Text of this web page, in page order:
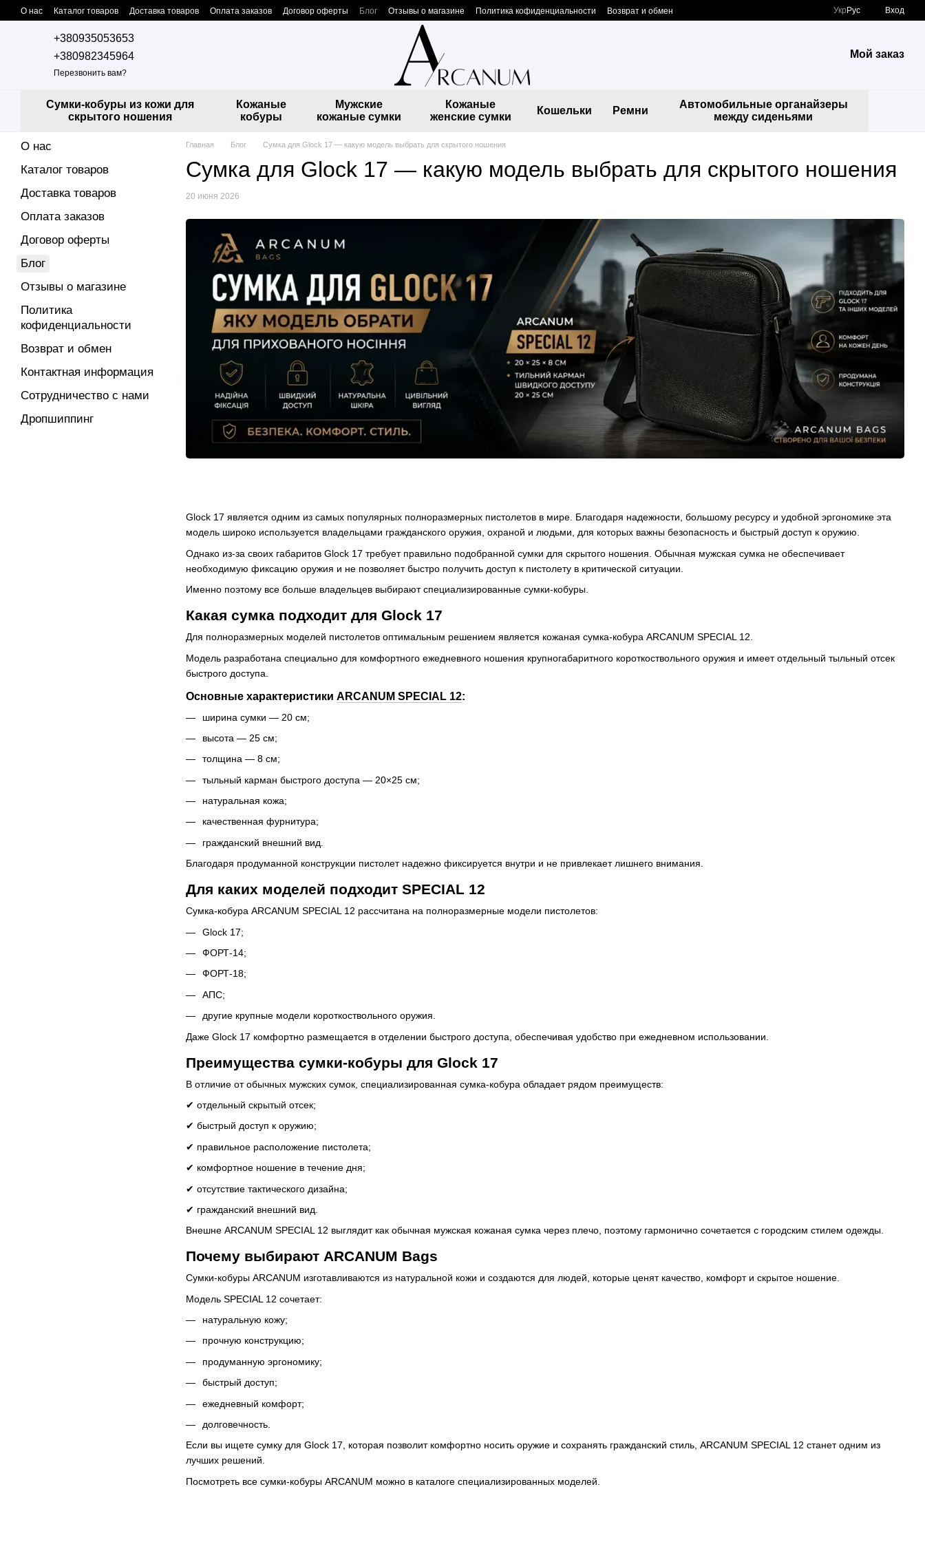
Перейти к основному контенту
О нас Каталог товаров Доставка товаров Оплата заказов Договор оферты Блог Отзывы о магазине Политика кофиденциальности
Возврат и обмен
Укр Рус Вход
+380935053653
+380982345964
Перезвонить вам?
Мой заказ
Сумки-кобуры из кожи для
скрытого ношения
Кожаные
кобуры
Мужские
кожаные сумки
Кожаные
женские сумки
Кошельки Ремни
Автомобильные органайзеры
между сиденьями
Главная Блог Сумка для Glock 17 — какую модель выбрать для скрытого ношения
Сумка для Glock 17 — какую модель выбрать для скрытого ношения
20 июня 2026
Glock 17 является одним из самых популярных полноразмерных пистолетов в мире. Благодаря надежности, большому ресурсу и удобной эргономике эта
модель широко используется владельцами гражданского оружия, охраной и людьми, для которых важны безопасность и быстрый доступ к оружию.
Однако из-за своих габаритов Glock 17 требует правильно подобранной сумки для скрытого ношения. Обычная мужская сумка не обеспечивает
необходимую фиксацию оружия и не позволяет быстро получить доступ к пистолету в критической ситуации.
Именно поэтому все больше владельцев выбирают специализированные сумки-кобуры.
Какая сумка подходит для Glock 17
Для полноразмерных моделей пистолетов оптимальным решением является кожаная сумка-кобура ARCANUM SPECIAL 12.
Модель разработана специально для комфортного ежедневного ношения крупногабаритного короткоствольного оружия и имеет отдельный тыльный отсек
быстрого доступа.
Основные характеристики ARCANUM SPECIAL 12:
ширина сумки — 20 см;
высота — 25 см;
толщина — 8 см;
тыльный карман быстрого доступа — 20×25 см;
натуральная кожа;
качественная фурнитура;
гражданский внешний вид.
Благодаря продуманной конструкции пистолет надежно фиксируется внутри и не привлекает лишнего внимания.
Для каких моделей подходит SPECIAL 12
Сумка-кобура ARCANUM SPECIAL 12 рассчитана на полноразмерные модели пистолетов:
Glock 17;
ФОРТ-14;
ФОРТ-18;
АПС;
другие крупные модели короткоствольного оружия.
Даже Glock 17 комфортно размещается в отделении быстрого доступа, обеспечивая удобство при ежедневном использовании.
Преимущества сумки-кобуры для Glock 17
В отличие от обычных мужских сумок, специализированная сумка-кобура обладает рядом преимуществ:
✔ отдельный скрытый отсек;
✔ быстрый доступ к оружию;
✔ правильное расположение пистолета;
✔ комфортное ношение в течение дня;
✔ отсутствие тактического дизайна;
✔ гражданский внешний вид.
Внешне ARCANUM SPECIAL 12 выглядит как обычная мужская кожаная сумка через плечо, поэтому гармонично сочетается с городским стилем одежды.
Почему выбирают ARCANUM Bags
Сумки-кобуры ARCANUM изготавливаются из натуральной кожи и создаются для людей, которые ценят качество, комфорт и скрытое ношение.
Модель SPECIAL 12 сочетает:
натуральную кожу;
прочную конструкцию;
продуманную эргономику;
быстрый доступ;
ежедневный комфорт;
долговечность.
Если вы ищете сумку для Glock 17, которая позволит комфортно носить оружие и сохранять гражданский стиль, ARCANUM SPECIAL 12 станет одним из
лучших решений.
Посмотреть все сумки-кобуры ARCANUM можно в каталоге специализированных моделей.
О нас
Каталог товаров
Доставка товаров
Оплата заказов
Договор оферты
Блог
Отзывы о магазине
Политика
кофиденциальности
Возврат и обмен
Контактная информация
Сотрудничество с нами
Дропшиппинг